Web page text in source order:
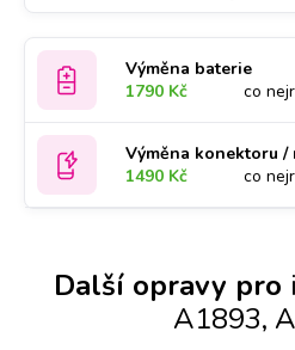
Výměna baterie
1790 Kč
co
Výměna konektoru /
1490 Kč
co
Další opravy pro
A1893,